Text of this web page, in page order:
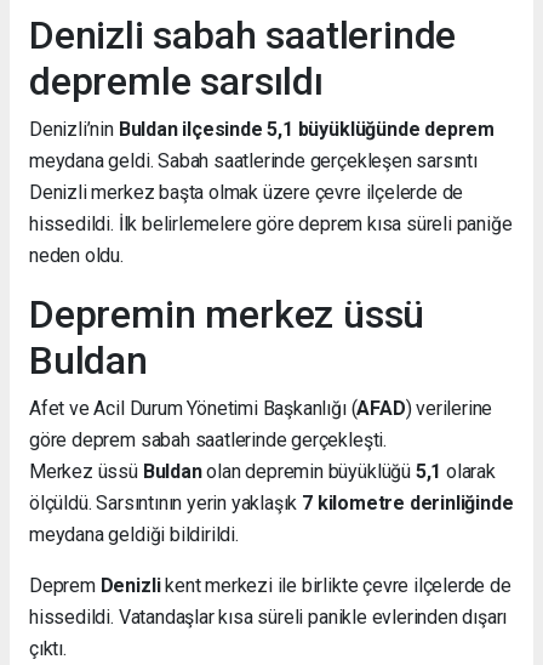
Denizli sabah saatlerinde
depremle sarsıldı
Denizli’nin Buldan ilçesinde 5,1 büyüklüğünde deprem
meydana geldi. Sabah saatlerinde gerçekleşen sarsıntı
Denizli merkez başta olmak üzere çevre ilçelerde de
hissedildi. İlk belirlemelere göre deprem kısa süreli paniğe
neden oldu.
Depremin merkez üssü
Buldan
Afet ve Acil Durum Yönetimi Başkanlığı (AFAD) verilerine
göre deprem sabah saatlerinde gerçekleşti.
Merkez üssü Buldanolan depremin büyüklüğü 5,1 olarak
ölçüldü. Sarsıntının yerin yaklaşık 7 kilometre derinliğinde
meydana geldiği bildirildi.
Deprem Denizlikent merkezi ile birlikte çevre ilçelerde de
hissedildi. Vatandaşlar kısa süreli panikle evlerinden dışarı
çıktı.